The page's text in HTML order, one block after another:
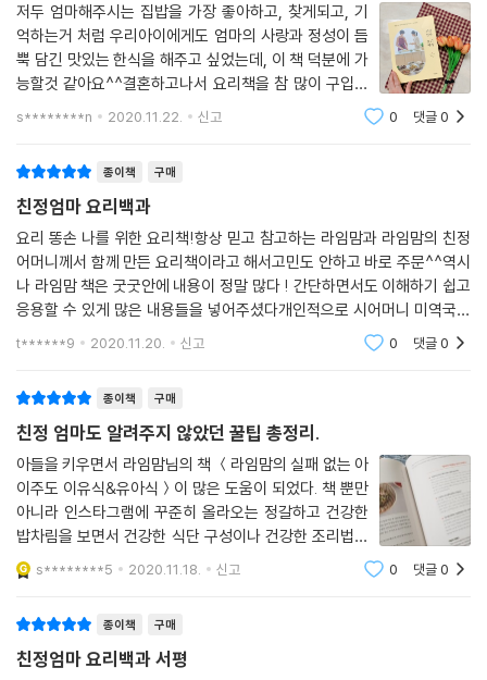
노각무침
풋고추 된장무침
새송이버섯 된장무침
냉이무침
마늘종무침
방풍나물무침
두릅나물무침
김무침
톳나물 두부무침
고추장 진미채무침
진미채 간장볶음
황태채무침
도토리묵무침
청포묵무침
김치&겉절이
깍두기
총각무김치
부추 오이김치
깻잎김치
있는 책이다.
레시피에 담기지 않은, 시시콜콜 딸의 질문과 엄마의 세심한 대답
레시피를 일러줘도 모르는 것 투성이인 딸. 얼추 맛이 나긴 하는데 딱 ‘엄마
사실 요리는 갖은 변수와의 싸움이다. 똑같은 맛의 채소도 없고, 똑같은 컨
디션의 주방도 없다. 사람은 실수를 하고 실수를 반복하기도 한다. 그러니
정확한 레시피가 있다 한들 이런저런 실패 사례들이 속출하고 결국 엄마에
게 SOS를 요청할 수밖에. 세상의 모든 딸들을 대신하여 옥한나가 엄마 윤
희정에게 시시콜콜 물었다. 이를테면 이와 같은 질문들이다.
“닭개장 끓일 때 닭살을 왜 따로 양념해요?”
“꼬막도 종류가 있어요? 어떤 꼬막이 맛있는 거예요?”
“돼지고기를 길이와 결대로 자르라는 게 무슨 말인지 모르겠어요.”
“제가 한 멸치볶음은 식으면 너무 딱딱해져요.”
“감자 볶을 때 전분기는 꼭 빼야 해요?”
“오징어 칼집은 왜 안쪽에 내야 하나요?”
“숙주의 식감이 살아 있지 않아요.”
“가지에서 물이 많이 나와 간 맞추기가 쉽지 않아요.”
“묵을 예쁘게 써는 게 어려워요.”
“고등어는 왜 쌀뜨물에 담가요?”
“달걀말이에 기름을 너무 많이 둘렀어요.”
이에 엄마의 세심한 답변이 책에 잘 담겨 있는데, 읽고 나면 여태 이걸 모르
저두 엄마해주시는 집밥을 가장 좋아하고, 찾게되고, 기
억하는거 처럼 우리아이에게도 엄마의 사랑과 정성이 듬
뿍 담긴 맛있는 한식을 해주고 싶었는데, 이 책 덕분에 가
능할것 같아요^^결혼하고나서 요리책을 참 많이 구입했
는데, 아이가 있고나니 어른요리책 따로 아이요리책 따로
s********n 2020.11.22. 신고 0 댓글0
종이책 구매
친정엄마 요리백과
요리 똥손 나를 위한 요리책!항상 믿고 참고하는 라임맘과 라임맘의 친정
어머니께서 함께 만든 요리책이라고 해서고민도 안하고 바로 주문^^역시
나 라임맘 책은 굿굿안에 내용이 정말 많다 ! 간단하면서도 이해하기 쉽고
응용할 수 있게 많은 내용들을 넣어주셨다개인적으로 시어머니 미역국을
흉내를 못 내겠던데...미역국 열심히 읽어봤다집에 있는 미역국 다 먹고 만
t******9 2020.11.20. 신고 0 댓글0
종이책 구매
친정 엄마도 알려주지 않았던 꿀팁 총정리.
아들을 키우면서 라임맘님의 책 ＜라임맘의 실패 없는 아
이주도 이유식&유아식＞이 많은 도움이 되었다. 책 뿐만
아니라 인스타그램에 꾸준히 올라오는 정갈하고 건강한
밥차림을 보면서 건강한 식단 구성이나 건강한 조리법에
대해서 지금도 현재진행형으로 많은 것을 배우고 있다.그
런 내 선생님 라임맘 님께서 어머니와 함께 어른도 먹는
s********5 2020.11.18. 신고 0 댓글0
종이책 구매
친정엄마 요리백과 서평